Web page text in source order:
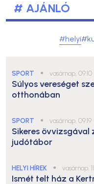
# AJÁNLÓ
#helyi
SPORT ● vasárnap, 09:10
Súlyos vereséget
otthonában
SPORT ● vasárnap, 09:19
Sikeres
judótábor
HELYI HÍREK ● vasárnap,
Ismét telt ház a